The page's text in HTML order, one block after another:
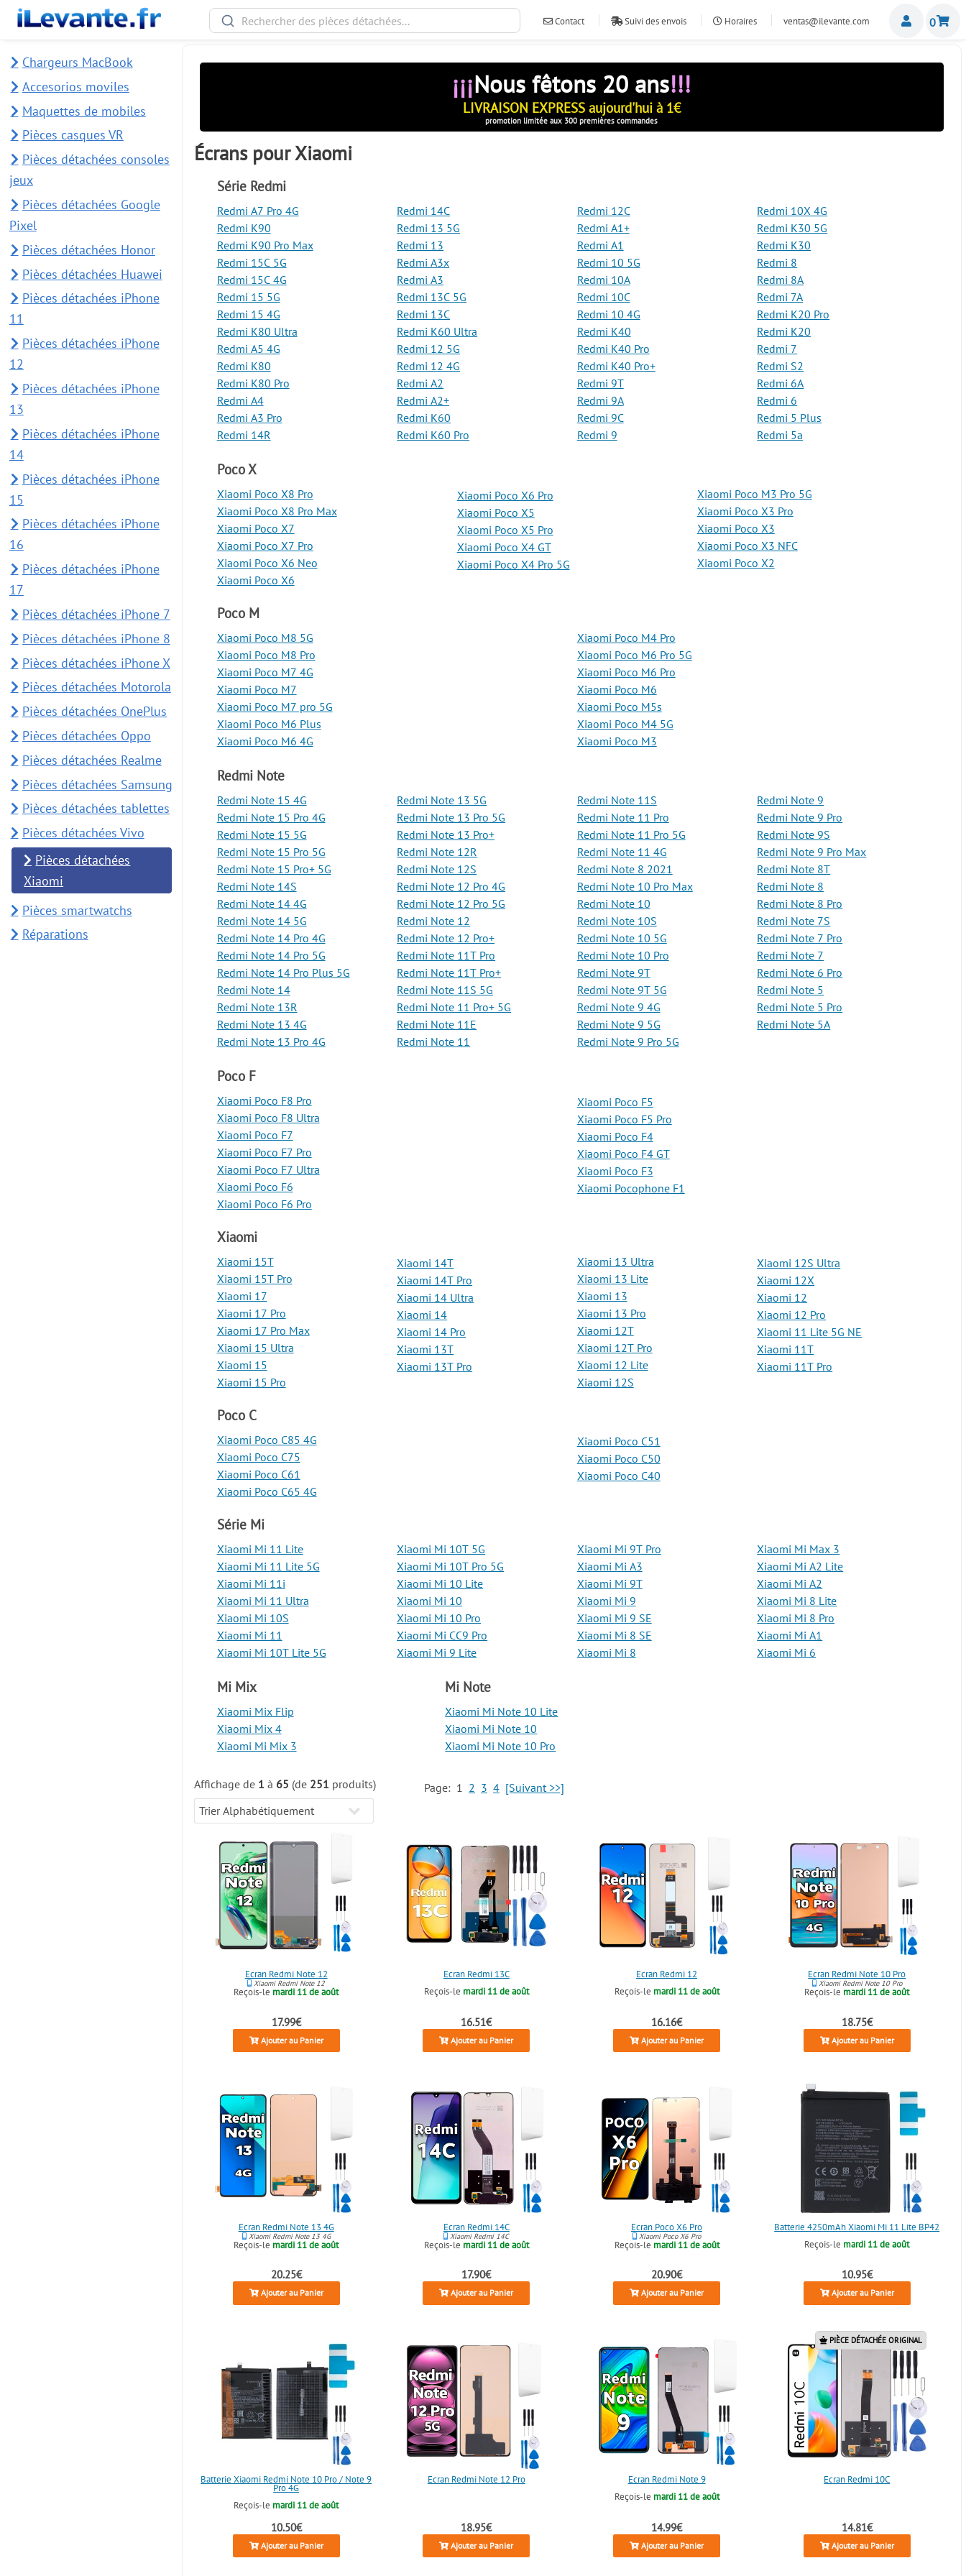
Contact Suivi des envois Horaires ventas@ilevante.com 0
¡¡¡Nous fêtons 20 ans!!!
LIVRAISON EXPRESS aujourd'hui à 1€
promotion limitée aux 300 premières commandes
Écrans pour Xiaomi
Série Redmi
Redmi A7 Pro 4G
Redmi K90
Redmi K90 Pro Max
Redmi 15C 5G
Redmi 15C 4G
Redmi 15 5G
Redmi 15 4G
Redmi K80 Ultra
Redmi A5 4G
Redmi K80
Redmi K80 Pro
Redmi A4
Redmi A3 Pro
Redmi 14R
Redmi 14C
Redmi 13 5G
Redmi 13
Redmi A3x
Redmi A3
Redmi 13C 5G
Redmi 13C
Redmi K60 Ultra
Redmi 12 5G
Redmi 12 4G
Redmi A2
Redmi A2+
Redmi K60
Redmi K60 Pro
Redmi 12C
Redmi A1+
Redmi A1
Redmi 10 5G
Redmi 10A
Redmi 10C
Redmi 10 4G
Redmi K40
Redmi K40 Pro
Redmi K40 Pro+
Redmi 9T
Redmi 9A
Redmi 9C
Redmi 9
Redmi 10X 4G
Redmi K30 5G
Redmi K30
Redmi 8
Redmi 8A
Redmi 7A
Redmi K20 Pro
Redmi K20
Redmi 7
Redmi S2
Redmi 6A
Redmi 6
Redmi 5 Plus
Redmi 5a
Poco X
Xiaomi Poco X8 Pro
Xiaomi Poco X8 Pro Max
Xiaomi Poco X7
Xiaomi Poco X7 Pro
Xiaomi Poco X6 Neo
Xiaomi Poco X6
Xiaomi Poco X6 Pro
Xiaomi Poco X5
Xiaomi Poco X5 Pro
Xiaomi Poco X4 GT
Xiaomi Poco X4 Pro 5G
Xiaomi Poco M3 Pro 5G
Xiaomi Poco X3 Pro
Xiaomi Poco X3
Xiaomi Poco X3 NFC
Xiaomi Poco X2
Poco M
Xiaomi Poco M8 5G
Xiaomi Poco M8 Pro
Xiaomi Poco M7 4G
Xiaomi Poco M7
Xiaomi Poco M7 pro 5G
Xiaomi Poco M6 Plus
Xiaomi Poco M6 4G
Xiaomi Poco M4 Pro
Xiaomi Poco M6 Pro 5G
Xiaomi Poco M6 Pro
Xiaomi Poco M6
Xiaomi Poco M5s
Xiaomi Poco M4 5G
Xiaomi Poco M3
Redmi Note
Redmi Note 15 4G
Redmi Note 15 Pro 4G
Redmi Note 15 5G
Redmi Note 15 Pro 5G
Redmi Note 15 Pro+ 5G
Redmi Note 14S
Redmi Note 14 4G
Redmi Note 14 5G
Redmi Note 14 Pro 4G
Redmi Note 14 Pro 5G
Redmi Note 14 Pro Plus 5G
Redmi Note 14
Redmi Note 13R
Redmi Note 13 4G
Redmi Note 13 Pro 4G
Redmi Note 13 5G
Redmi Note 13 Pro 5G
Redmi Note 13 Pro+
Redmi Note 12R
Redmi Note 12S
Redmi Note 12 Pro 4G
Redmi Note 12 Pro 5G
Redmi Note 12
Redmi Note 12 Pro+
Redmi Note 11T Pro
Redmi Note 11T Pro+
Redmi Note 11S 5G
Redmi Note 11 Pro+ 5G
Redmi Note 11E
Redmi Note 11
Redmi Note 11S
Redmi Note 11 Pro
Redmi Note 11 Pro 5G
Redmi Note 11 4G
Redmi Note 8 2021
Redmi Note 10 Pro Max
Redmi Note 10
Redmi Note 10S
Redmi Note 10 5G
Redmi Note 10 Pro
Redmi Note 9T
Redmi Note 9T 5G
Redmi Note 9 4G
Redmi Note 9 5G
Redmi Note 9 Pro 5G
Redmi Note 9
Redmi Note 9 Pro
Redmi Note 9S
Redmi Note 9 Pro Max
Redmi Note 8T
Redmi Note 8
Redmi Note 8 Pro
Redmi Note 7S
Redmi Note 7 Pro
Redmi Note 7
Redmi Note 6 Pro
Redmi Note 5
Redmi Note 5 Pro
Redmi Note 5A
Poco F
Xiaomi Poco F8 Pro
Xiaomi Poco F8 Ultra
Xiaomi Poco F7
Xiaomi Poco F7 Pro
Xiaomi Poco F7 Ultra
Xiaomi Poco F6
Xiaomi Poco F6 Pro
Xiaomi Poco F5
Xiaomi Poco F5 Pro
Xiaomi Poco F4
Xiaomi Poco F4 GT
Xiaomi Poco F3
Xiaomi Pocophone F1
Xiaomi
Xiaomi 15T
Xiaomi 15T Pro
Xiaomi 17
Xiaomi 17 Pro
Xiaomi 17 Pro Max
Xiaomi 15 Ultra
Xiaomi 15
Xiaomi 15 Pro
Xiaomi 14T
Xiaomi 14T Pro
Xiaomi 14 Ultra
Xiaomi 14
Xiaomi 14 Pro
Xiaomi 13T
Xiaomi 13T Pro
Xiaomi 13 Ultra
Xiaomi 13 Lite
Xiaomi 13
Xiaomi 13 Pro
Xiaomi 12T
Xiaomi 12T Pro
Xiaomi 12 Lite
Xiaomi 12S
Xiaomi 12S Ultra
Xiaomi 12X
Xiaomi 12
Xiaomi 12 Pro
Xiaomi 11 Lite 5G NE
Xiaomi 11T
Xiaomi 11T Pro
Poco C
Xiaomi Poco C85 4G
Xiaomi Poco C75
Xiaomi Poco C61
Xiaomi Poco C65 4G
Xiaomi Poco C51
Xiaomi Poco C50
Xiaomi Poco C40
Série Mi
Xiaomi Mi 11 Lite
Xiaomi Mi 11 Lite 5G
Xiaomi Mi 11i
Xiaomi Mi 11 Ultra
Xiaomi Mi 10S
Xiaomi Mi 11
Xiaomi Mi 10T Lite 5G
Xiaomi Mi 10T 5G
Xiaomi Mi 10T Pro 5G
Xiaomi Mi 10 Lite
Xiaomi Mi 10
Xiaomi Mi 10 Pro
Xiaomi Mi CC9 Pro
Xiaomi Mi 9 Lite
Xiaomi Mi 9T Pro
Xiaomi Mi A3
Xiaomi Mi 9T
Xiaomi Mi 9
Xiaomi Mi 9 SE
Xiaomi Mi 8 SE
Xiaomi Mi 8
Xiaomi Mi Max 3
Xiaomi Mi A2 Lite
Xiaomi Mi A2
Xiaomi Mi 8 Lite
Xiaomi Mi 8 Pro
Xiaomi Mi A1
Xiaomi Mi 6
Mi Mix
Xiaomi Mix Flip
Xiaomi Mix 4
Xiaomi Mi Mix 3
Mi Note
Xiaomi Mi Note 10 Lite
Xiaomi Mi Note 10
Xiaomi Mi Note 10 Pro
Affichage de 1 à 65 (de 251 produits) Page: 1 2 3 4 [Suivant >>]
Écran Redmi Note 12
Xiaomi Redmi Note 12
Reçois-le mardi 11 de août
17.99€
Ajouter au Panier
Écran Redmi 13C
Reçois-le mardi 11 de août
16.51€
Ajouter au Panier
Écran Redmi 12
Reçois-le mardi 11 de août
16.16€
Ajouter au Panier
Écran Redmi Note 10 Pro
Xiaomi Redmi Note 10 Pro
Reçois-le mardi 11 de août
18.75€
Ajouter au Panier
Écran Redmi Note 13 4G
Xiaomi Redmi Note 13 4G
Reçois-le mardi 11 de août
20.25€
Ajouter au Panier
Écran Redmi 14C
Xiaomi Redmi 14C
Reçois-le mardi 11 de août
17.90€
Ajouter au Panier
Écran Poco X6 Pro
Xiaomi Poco X6 Pro
Reçois-le mardi 11 de août
20.90€
Ajouter au Panier
Batterie 4250mAh Xiaomi Mi 11 Lite BP42
Reçois-le mardi 11 de août
10.95€
Ajouter au Panier
Batterie Xiaomi Redmi Note 10 Pro / Note 9
Pro 4G
Reçois-le mardi 11 de août
10.50€
Ajouter au Panier
Écran Redmi Note 12 Pro
18.95€
Ajouter au Panier
Écran Redmi Note 9
Reçois-le mardi 11 de août
14.99€
Ajouter au Panier
PIÈCE DÉTACHÉE ORIGINAL
Écran Redmi 10C
14.81€
Ajouter au Panier
Chargeurs MacBook
Accesorios moviles
Maquettes de mobiles
Pièces casques VR
Pièces détachées consoles
jeux
Pièces détachées Google
Pixel
Pièces détachées Honor
Pièces détachées Huawei
Pièces détachées iPhone
11
Pièces détachées iPhone
12
Pièces détachées iPhone
13
Pièces détachées iPhone
14
Pièces détachées iPhone
15
Pièces détachées iPhone
16
Pièces détachées iPhone
17
Pièces détachées iPhone 7
Pièces détachées iPhone 8
Pièces détachées iPhone X
Pièces détachées Motorola
Pièces détachées OnePlus
Pièces détachées Oppo
Pièces détachées Realme
Pièces détachées Samsung
Pièces détachées tablettes
Pièces détachées Vivo
Pièces détachées
Xiaomi
Pièces smartwatchs
Réparations